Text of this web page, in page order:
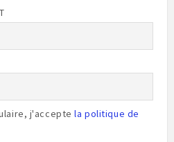
j'acceptela politique de